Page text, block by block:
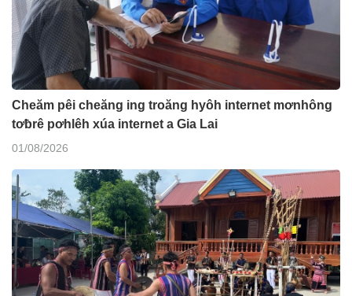
Cheăm pêi cheăng ing troăng hyôh internet mơnhông
tơƀrê pơhlêh xúa internet a Gia Lai
01/08/2026